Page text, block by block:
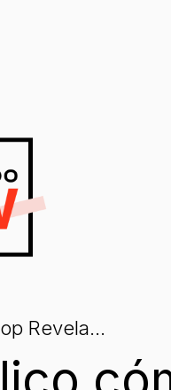
Revela...